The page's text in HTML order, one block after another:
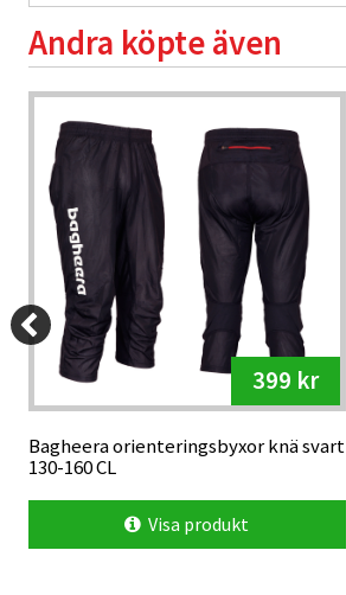
Andra köpte även
399 kr
Bagheera orienteringsbyxor knä svart
130-160 CL
Visa produkt